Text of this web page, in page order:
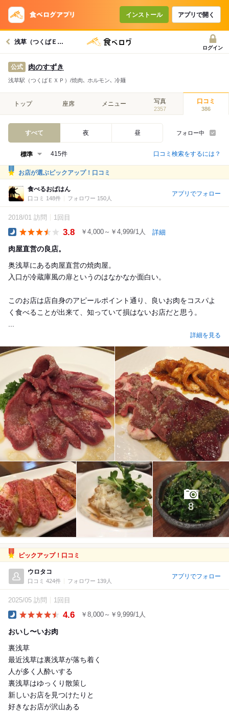
インストール アプリで開く
浅草（つくばＥＸＰ）駅グルメへ
ログイン
公式 肉のすずき
浅草駅（つくばＥＸＰ）/焼肉､ ホルモン､ 冷麺
トップ 座席 メニュー 写真
2357
口コミ
386
すべて 夜 昼 フォロー中
415件 口コミ検索をするには？
お店が選ぶピックアップ！口コミ
食べるおばはん
口コミ 148件 フォロワー 150人
アプリでフォロー
2018/01 訪問 1回目
3.8 ￥4,000～￥4,999/1人 詳細
肉屋直営の良店。
奥浅草にある肉屋直営の焼肉屋。
入口が冷蔵庫風の扉というのはなかなか面白い。
このお店は店自身のアピールポイント通り、良いお肉をコスパよ
く食べることが出来て、知っていて損はないお店だと思う。
詳細を見る
8
ピックアップ！口コミ
ウロタコ
口コミ 424件 フォロワー 139人
アプリでフォロー
2025/05 訪問 1回目
4.6 ￥8,000～￥9,999/1人
おいし〜いお肉
裏浅草
最近浅草は裏浅草が落ち着く
人が多く人酔いする
裏浅草はゆっくり散策し
新しいお店を見つけたりと
好きなお店が沢山ある